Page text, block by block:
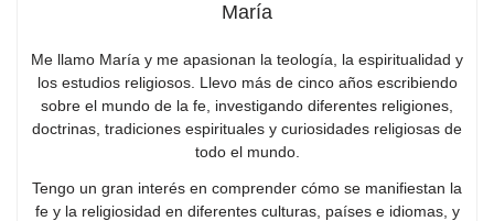
María
Me llamo María y me apasionan la teología, la espiritualidad y
los estudios religiosos. Llevo más de cinco años escribiendo
sobre el mundo de la fe, investigando diferentes religiones,
doctrinas, tradiciones espirituales y curiosidades religiosas de
todo el mundo.
Tengo un gran interés en comprender cómo se manifiestan la
fe y la religiosidad en diferentes culturas, países e idiomas, y